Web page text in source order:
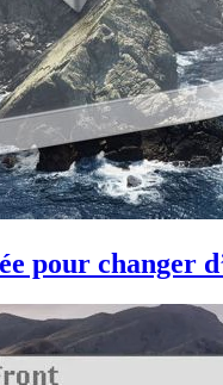
pour changer